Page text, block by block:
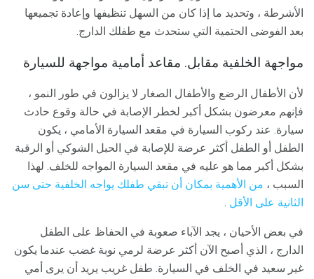
الأشرطة ، وتحديد ما إذا كان من السهل تنظيفها وإعادة تجميعها
بعد الفوضى الحتمية التي ستحدث مع طفلك الدارج.
مواجهة الخلفية مقابل. مقاعد أمامية مواجهة للسيارة
لأن الأطفال الرضع والأطفال الصغار لا يزالون في طور النمو ،
فإنهم معرضون بشكل أكبر لخطر الإصابة في حالة وقوع حادث
سيارة. عند ركوب السيارة في مقعد السيارة الأمامي ، يكون
الطفل أو الطفل أكثر عرضة للإصابة في الحبل الشوكي أو الرقبة
بشكل أكبر مما هو عليه في مقعد السيارة المواجه للخلف. لهذا
السبب ، من الأهمية بمكان أن تبقي طفلك يواجه الخلفية حتى سن
الثانية على الأقل .
في بعض الأحيان ، يجد الآباء صعوبة في الحفاظ على الطفل
الدارج ، الذي أصبح الآن أكثر عرضة لرمي نوبة غضب عندما يكون
غير سعيد في الخلف في السيارة. طفل غريب يريد أن يرى أمي